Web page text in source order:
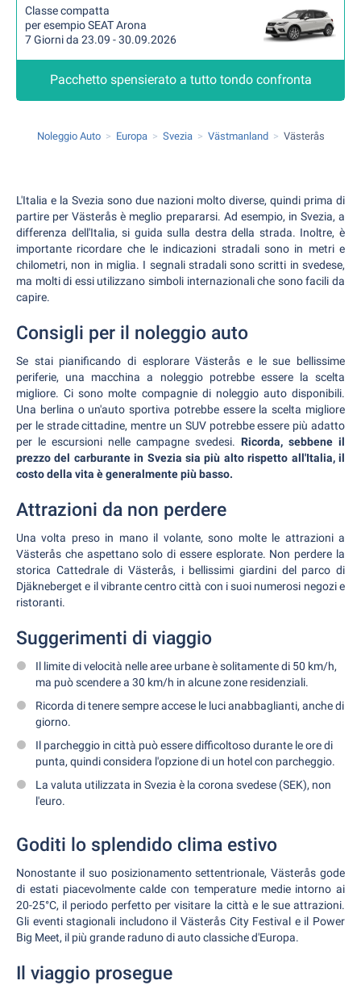
Classe compatta
per esempio SEAT Arona
7 Giorni da 23.09 - 30.09.2026
Pacchetto spensierato a tutto tondo confronta
Noleggio Auto Europa Svezia Västmanland Västerås
L'Italia e la Svezia sono due nazioni molto diverse, quindi prima di
partire per Västerås è meglio prepararsi. Ad esempio, in Svezia, a
differenza dell'Italia, si guida sulla destra della strada. Inoltre, è
importante ricordare che le indicazioni stradali sono in metri e
chilometri, non in miglia. I segnali stradali sono scritti in svedese,
ma molti di essi utilizzano simboli internazionali che sono facili da
capire.
Consigli per il noleggio auto
Se stai pianificando di esplorare Västerås e le sue bellissime
periferie, una macchina a noleggio potrebbe essere la scelta
migliore. Ci sono molte compagnie di noleggio auto disponibili.
Una berlina o un'auto sportiva potrebbe essere la scelta migliore
per le strade cittadine, mentre un SUV potrebbe essere più adatto
per le escursioni nelle campagne svedesi. Ricorda, sebbene il
prezzo del carburante in Svezia sia più alto rispetto all'Italia, il
costo della vita è generalmente più basso.
Attrazioni da non perdere
Una volta preso in mano il volante, sono molte le attrazioni a
Västerås che aspettano solo di essere esplorate. Non perdere la
storica Cattedrale di Västerås, i bellissimi giardini del parco di
Djäkneberget e il vibrante centro città con i suoi numerosi negozi e
ristoranti.
Suggerimenti di viaggio
Il limite di velocità nelle aree urbane è solitamente di 50 km/h,
ma può scendere a 30 km/h in alcune zone residenziali.
Ricorda di tenere sempre accese le luci anabbaglianti, anche di
giorno.
Il parcheggio in città può essere difficoltoso durante le ore di
punta, quindi considera l'opzione di un hotel con parcheggio.
La valuta utilizzata in Svezia è la corona svedese (SEK), non
l'euro.
Goditi lo splendido clima estivo
Nonostante il suo posizionamento settentrionale, Västerås gode
di estati piacevolmente calde con temperature medie intorno ai
20-25°C, il periodo perfetto per visitare la città e le sue attrazioni.
Gli eventi stagionali includono il Västerås City Festival e il Power
Big Meet, il più grande raduno di auto classiche d'Europa.
Il viaggio prosegue